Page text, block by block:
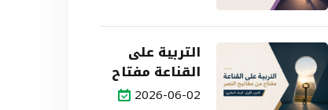
الثاني: النموذج
العملي)
التربية على
القناعة مفتاح
من مفاتيح
2026-06-02